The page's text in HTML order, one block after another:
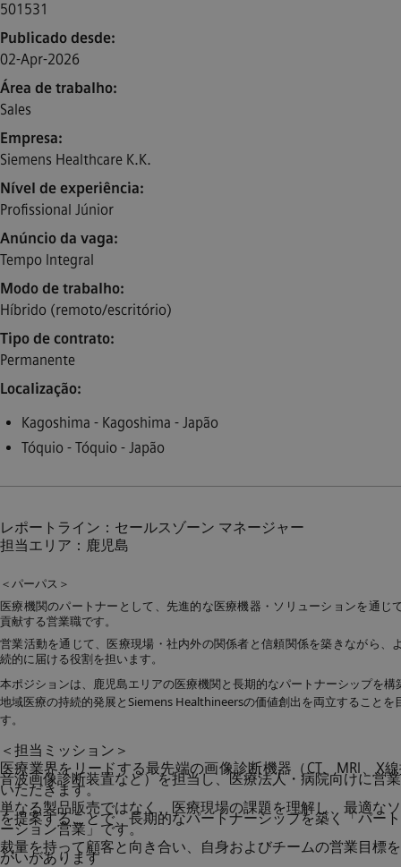
501531
Publicado desde
02-Apr-2026
Área de trabalho
Sales
Empresa
Siemens Healthcare K.K.
Nível de experiência
Profissional Júnior
Anúncio da vaga
Tempo Integral
Modo de trabalho
Híbrido (remoto/escritório)
Tipo de contrato
Permanente
Localização
Kagoshima - Kagoshima - Japão
Tóquio - Tóquio - Japão
レポートライン：セールスゾーン マネージャー
担当エリア：鹿児島
＜パーパス＞
医療機関のパートナーとして、先進的な医療機器・ソリューションを通じ
貢献する営業職です。
営業活動を通じて、医療現場・社内外の関係者と信頼関係を築きながら、
続的に届ける役割を担います。
本ポジションは、鹿児島エリアの医療機関と長期的なパートナーシップを構
地域医療の持続的発展とSiemens Healthineersの価値創出を両立することを
す。
＜担当ミッション＞
医療業界をリードする最先端の画像診断機器（CT、MRI、X
音波画像診断装置など）を担当し、医療法人・病院向けに営
いただきます。
単なる製品販売ではなく、医療現場の課題を理解し、最適な
を提案することで、長期的なパートナーシップを築く「パー
ーション営業」です。
裁量を持って顧客と向き合い、自身およびチームの営業目標
がいがあります